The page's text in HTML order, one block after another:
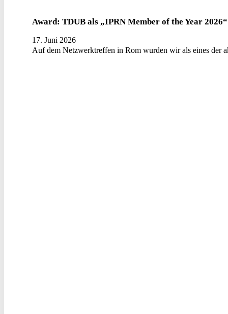
Award: TDUB als „IPRN Member of the Year
17. Juni 2026
Auf dem Netzwerktreffen in Rom wurden wir als eines der